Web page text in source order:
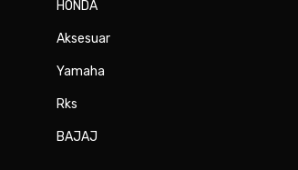
HONDA
Aksesuar
Yamaha
Rks
BAJAJ